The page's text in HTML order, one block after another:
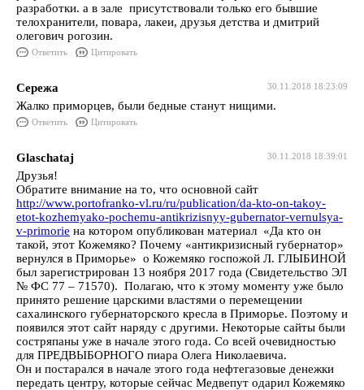
разработки. а в зале присутствовали только его бывшие
телохранители, повара, лакеи, друзья детства и дмитрий
олегович рогозин.
Ответить Цитировать
30.11.2018 18:23:09
Сережа
Жалко приморцев, были бедные станут нищими.
Ответить Цитировать
30.11.2018 18:39:01
Glaschataj
Друзья!
Обратите внимание на то, что основной сайт
http://www.portofranko-vl.ru/ru/publication/da-kto-on-takoy-
etot-kozhemyako-pochemu-antikrizisnyy-gubernator-vernulsya-
v-primorie на котором опубликован материал «Да кто он
такой, этот Кожемяко? Почему «антикризисный губернатор»
вернулся в Приморье» о Кожемяко госпожой Л. ГЛЫБИНОЙ
был зарегистрирован 13 ноября 2017 года (Свидетельство ЭЛ
№ ФС 77 – 71570). Полагаю, что к этому моменту уже было
принято решение царскими властями о перемещении
сахалинского губернаторского кресла в Приморье. Поэтому и
появился этот сайт наряду с другими. Некоторые сайты были
состряпаны уже в начале этого года. Со всей очевидностью
для ПРЕДВЫБОРНОГО пиара Олега Николаевича.
Он и постарался в начале этого года нефтегазовые денежки
передать центру, которые сейчас Медвепут одарил Кожемяко